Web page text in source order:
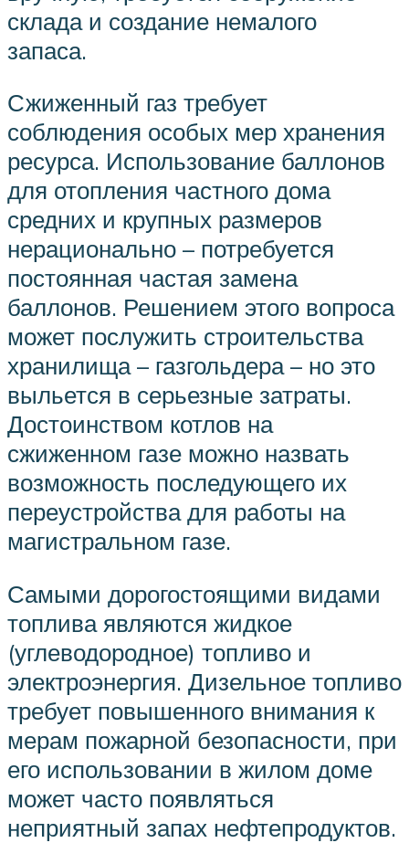
склада и создание немалого
запаса.
Сжиженный газ требует
соблюдения особых мер хранения
ресурса. Использование баллонов
для отопления частного дома
средних и крупных размеров
нерационально – потребуется
постоянная частая замена
баллонов. Решением этого вопроса
может послужить строительства
хранилища – газгольдера – но это
выльется в серьезные затраты.
Достоинством котлов на
сжиженном газе можно назвать
возможность последующего их
переустройства для работы на
магистральном газе.
Самыми дорогостоящими видами
топлива являются жидкое
(углеводородное) топливо и
электроэнергия. Дизельное топливо
требует повышенного внимания к
мерам пожарной безопасности, при
его использовании в жилом доме
может часто появляться
неприятный запах нефтепродуктов.